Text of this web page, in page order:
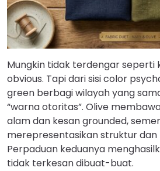
Mungkin tidak terdengar seperti
obvious. Tapi dari sisi color
green berbagi wilayah yang
“warna otoritas”. Olive
alam dan kesan grounded,
merepresentasikan struktur dan
Perpaduan keduanya
tidak terkesan dibuat-buat.